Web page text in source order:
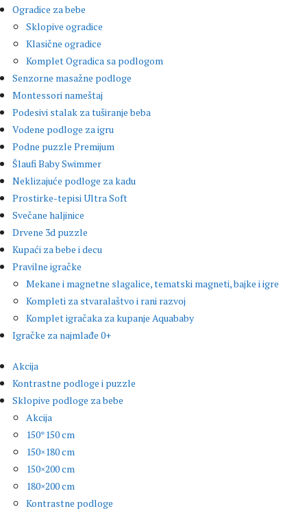
Ogradice za bebe
Sklopive ogradice
Klasične ogradice
Komplet Ogradica sa podlogom
Senzorne masažne podloge
Montessori nameštaj
Podesivi stalak za tuširanje beba
Vodene podloge za igru
Podne puzzle Premijum
Šlaufi Baby Swimmer
Neklizajuće podloge za kadu
Prostirke-tepisi Ultra Soft
Svečane haljinice
Drvene 3d puzzle
Kupaći za bebe i decu
Pravilne igračke
Mekane i magnetne slagalice, tematski magneti, bajke i igre
Kompleti za stvaralaštvo i rani razvoj
Komplet igračaka za kupanje Aquababy
Igračke za najmlađe 0+
Akcija
Kontrastne podloge i puzzle
Sklopive podloge za bebe
Akcija
150*150 cm
150×180 cm
150×200 cm
180×200 cm
Kontrastne podloge